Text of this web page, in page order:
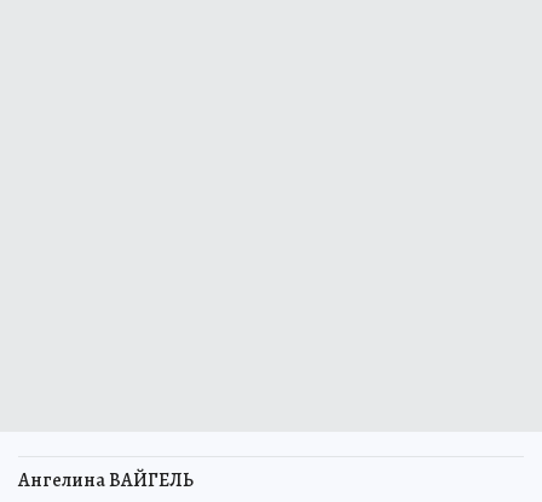
Ангелина ВАЙГЕЛЬ